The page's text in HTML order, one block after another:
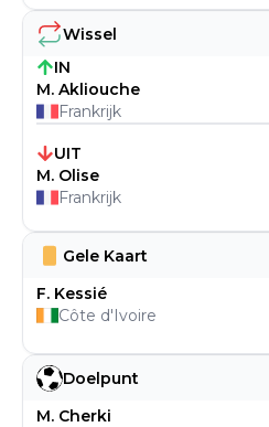
Doelpunt
M. Cherki
Gele Kaart
F. Kessié
Côte d'Ivoire
Wissel
IN
M. Akliouche
Frankrijk
UIT
M. Olise
Frankrijk